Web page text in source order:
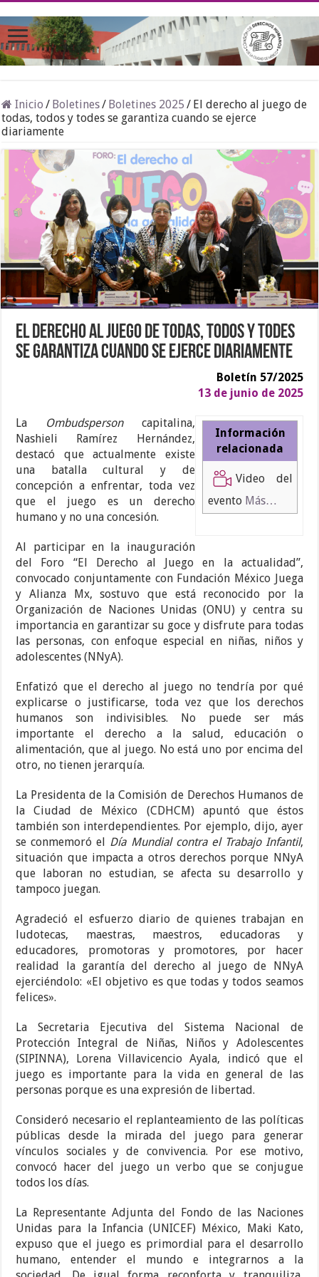
Inicio / Boletines/ Boletines 2025 / El derecho al juego de
todas, todos y todes se garantiza cuando se ejerce
diariamente
El derecho al juego de todas, todos y todes
se garantiza cuando se ejerce diariamente
Boletín 57/2025
13 de junio de 2025
Información
relacionada
Video del
evento Más…
La Ombudspersoncapitalina,
Nashieli Ramírez Hernández,
destacó que actualmente existe
una batalla cultural y de
concepción a enfrentar, toda vez
que el juego es un derecho
humano y no una concesión.
Al participar en la inauguración
del Foro “El Derecho al Juego en la actualidad”,
convocado conjuntamente con Fundación México Juega
y Alianza Mx, sostuvo que está reconocido por la
Organización de Naciones Unidas (ONU) y centra su
importancia en garantizar su goce y disfrute para todas
las personas, con enfoque especial en niñas, niños y
adolescentes (NNyA).
Enfatizó que el derecho al juego no tendría por qué
explicarse o justificarse, toda vez que los derechos
humanos son indivisibles. No puede ser más
importante el derecho a la salud, educación o
alimentación, que al juego. No está uno por encima del
otro, no tienen jerarquía.
La Presidenta de la Comisión de Derechos Humanos de
la Ciudad de México (CDHCM) apuntó que éstos
también son interdependientes. Por ejemplo, dijo, ayer
se conmemoró el Día Mundial contra el Trabajo Infantil,
situación que impacta a otros derechos porque NNyA
que laboran no estudian, se afecta su desarrollo y
tampoco juegan.
Agradeció el esfuerzo diario de quienes trabajan en
ludotecas, maestras, maestros, educadoras y
educadores, promotoras y promotores, por hacer
realidad la garantía del derecho al juego de NNyA
ejerciéndolo: «El objetivo es que todas y todos seamos
felices».
La Secretaria Ejecutiva del Sistema Nacional de
Protección Integral de Niñas, Niños y Adolescentes
(SIPINNA), Lorena Villavicencio Ayala, indicó que el
juego es importante para la vida en general de las
personas porque es una expresión de libertad.
Consideró necesario el replanteamiento de las políticas
públicas desde la mirada del juego para generar
vínculos sociales y de convivencia. Por ese motivo,
convocó hacer del juego un verbo que se conjugue
todos los días.
La Representante Adjunta del Fondo de las Naciones
Unidas para la Infancia (UNICEF) México, Maki Kato,
expuso que el juego es primordial para el desarrollo
humano, entender el mundo e integrarnos a la